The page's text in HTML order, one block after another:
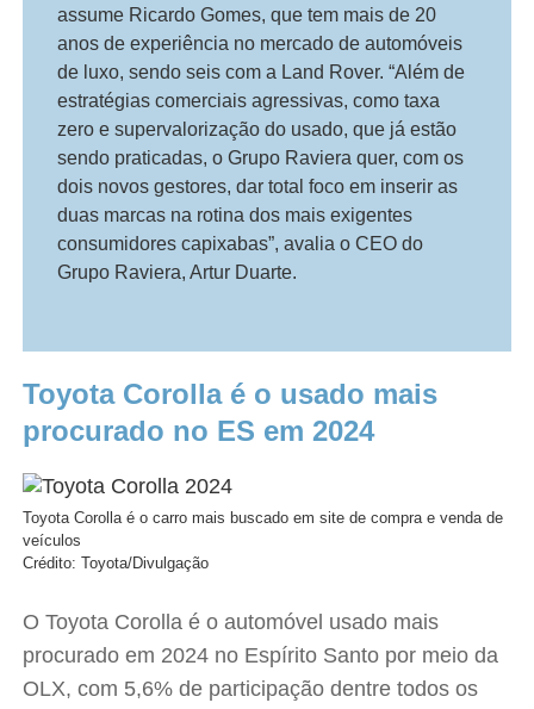
assume Ricardo Gomes, que tem mais de 20
anos de experiência no mercado de automóveis
de luxo, sendo seis com a Land Rover. “Além de
estratégias comerciais agressivas, como taxa
zero e supervalorização do usado, que já estão
sendo praticadas, o Grupo Raviera quer, com os
dois novos gestores, dar total foco em inserir as
duas marcas na rotina dos mais exigentes
consumidores capixabas”, avalia o CEO do
Grupo Raviera, Artur Duarte.
Toyota Corolla é o usado mais
procurado no ES em 2024
Toyota Corolla é o carro mais buscado em site de compra e venda de
veículos
Crédito: Toyota/Divulgação
O Toyota Corolla é o automóvel usado mais
procurado em 2024 no Espírito Santo por meio da
OLX, com 5,6% de participação dentre todos os